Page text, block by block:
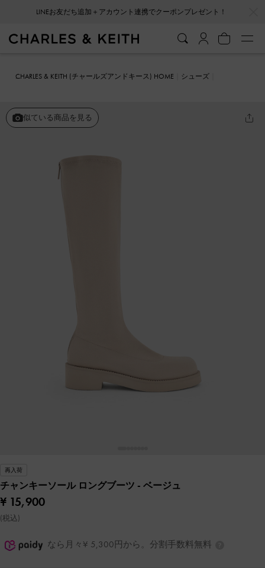
LINEお友だち追加＋アカウント連携でクーポンプレゼント！
CHARLES & KEITH (チャールズアンドキース) HOME
シューズ
似ている商品を見る
再入荷
チャンキーソール ロングブーツ - ベージュ
¥ 15,900
(税込)
なら月々¥ 5,300円から。分割手数料無料